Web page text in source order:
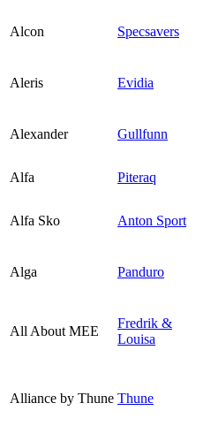
Alcon Specsavers
Aleris Evidia
Alexander Gullfunn
Alfa
Piteraq
Alfa Sko Anton Sport
Alga Panduro
All About MEE
Fredrik &
Louisa
Alliance by Thune Thune